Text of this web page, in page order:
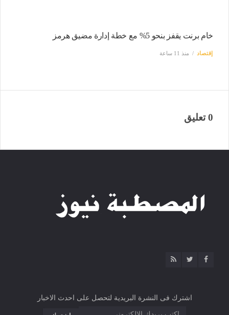
خام برنت يقفز بنحو 5% مع خطة إدارة مضيق هرمز
إقتصاد منذ 11 ساعة
0 تعليق
اشترك فى النشرة البريدية لتحصل على احدث الاخبار